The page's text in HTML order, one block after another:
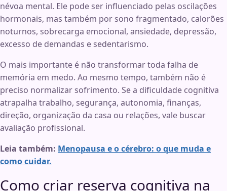
névoa mental. Ele pode ser influenciado pelas oscilações
hormonais, mas também por sono fragmentado, calorões
noturnos, sobrecarga emocional, ansiedade, depressão,
excesso de demandas e sedentarismo.
O mais importante é não transformar toda falha de
memória em medo. Ao mesmo tempo, também não é
preciso normalizar sofrimento. Se a dificuldade cognitiva
atrapalha trabalho, segurança, autonomia, finanças,
direção, organização da casa ou relações, vale buscar
avaliação profissional.
Leia também: Menopausa e o cérebro: o que muda e
como cuidar.
Como criar reserva cognitiva na